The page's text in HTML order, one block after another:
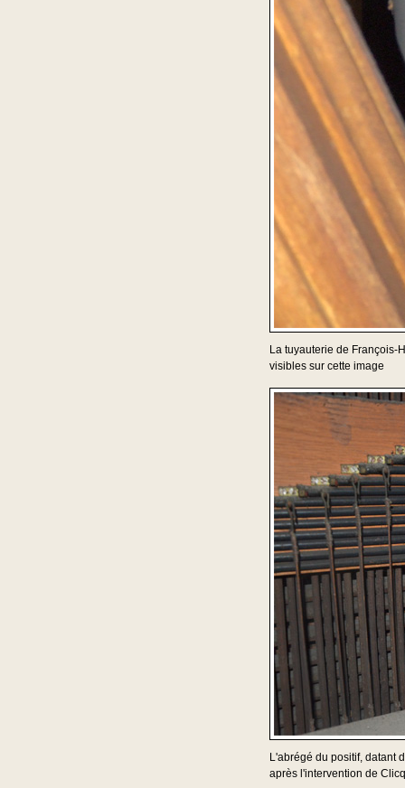
La tuyauterie de François-
visibles sur cette image
L'abrégé du positif, datant
après l'intervention de